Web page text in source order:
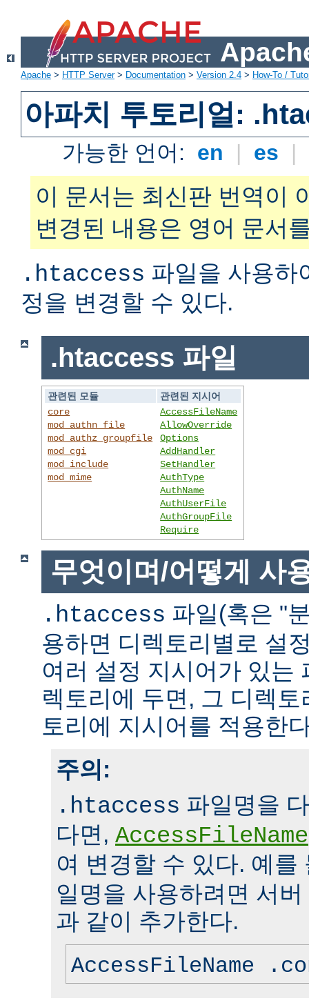
Apache > HTTP Server> Documentation > Version 2.4 > How-To /
아파치 투토리얼:
가능한 언어: en | es |
이 문서는 최신판 번역이
변경된 내용은 영어 문서
.htaccess 파일을 사용하
정을 변경할 수 있다.
.htaccess 파일
관련된 모듈
관련된 지시어
core
mod_authn_file
mod_authz_groupfile
mod_cgi
mod_include
mod_mime
AccessFileName
AllowOverride
Options
AddHandler
SetHandler
AuthType
AuthName
AuthUserFile
AuthGroupFile
Require
무엇이며/어떻게 사
.htaccess 파일(혹은 "
용하면 디렉토리별로 설
여러 설정 지시어가 있는
렉토리에 두면, 그 디렉
토리에 지시어를 적용한
주의:
.htaccess 파일명을
다면, AccessFileName
여 변경할 수 있다. 예
일명을 사용하려면 서
과 같이 추가한다.
AccessFileName